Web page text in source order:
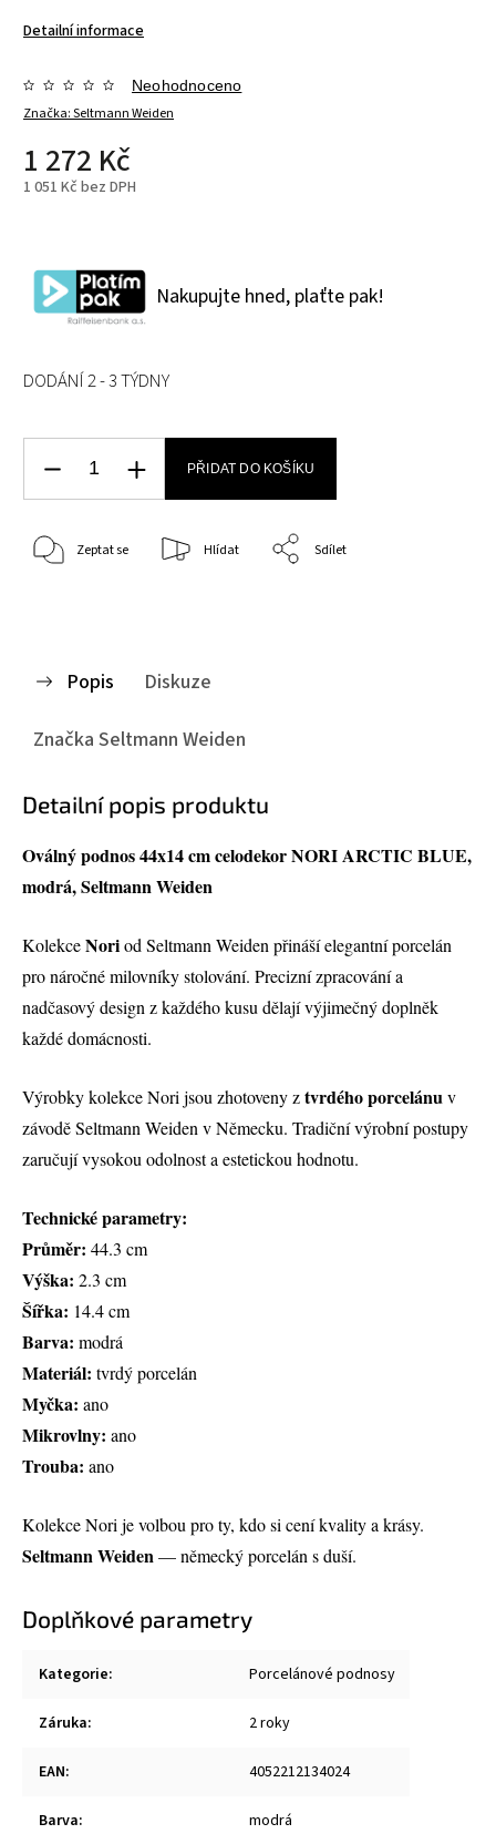
Detailní informace
Značka:Seltmann Weiden
Neohodnoceno
1 272 Kč
1 051 Kč bez DPH
Nakupujte hned, plaťte pak!
DODÁNÍ 2 - 3 TÝDNY
PŘIDAT DO KOŠÍKU
Zeptat se Hlídat Sdílet
Popis
Diskuze
ZnačkaSeltmann Weiden
Detailní popis produktu
Oválný podnos 44x14 cm celodekor NORI ARCTIC BLUE,
modrá, Seltmann Weiden
KolekceNoriod Seltmann Weiden přináší elegantní porcelán
pro náročné milovníky stolování. Precizní zpracování a
nadčasový design z každého kusu dělají výjimečný doplněk
každé domácnosti.
Výrobky kolekce Nori jsou zhotoveny ztvrdého porcelánuv
závodě Seltmann Weiden v Německu. Tradiční výrobní postupy
zaručují vysokou odolnost a estetickou hodnotu.
Technické parametry:
Průměr: 44.3 cm
Výška: 2.3 cm
Šířka: 14.4 cm
Barva: modrá
Materiál: tvrdý porcelán
Myčka: ano
Mikrovlny: ano
Trouba: ano
Kolekce Nori je volbou pro ty, kdo si cení kvality a krásy.
Seltmann Weiden— německý porcelán s duší.
Doplňkové parametry
Kategorie: Porcelánové podnosy
Záruka: 2 roky
EAN: 4052212134024
Barva: modrá